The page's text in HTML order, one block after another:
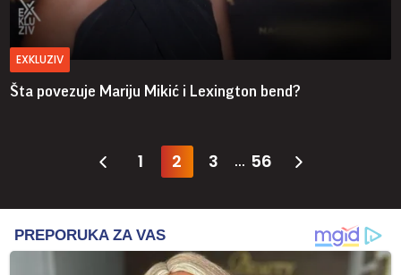
EXKLUZIV
Šta povezuje Mariju Mikić i Lexington bend?
1 2 3 ... 56